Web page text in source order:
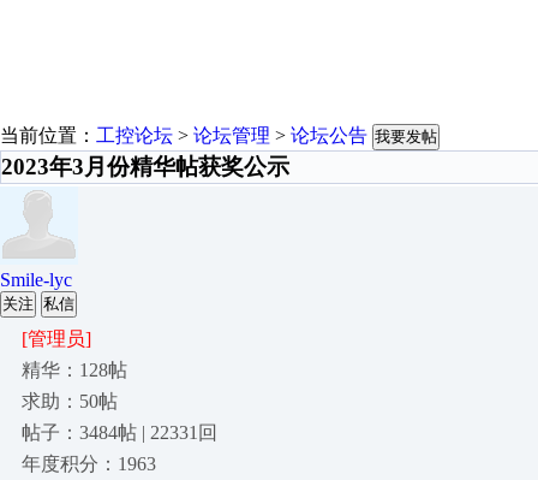
当前位置： 工控论坛 > 论坛管理 > 论坛公告 我要发帖
2023年3月份精华帖获奖公示
Smile-lyc
关注 私信
[管理员]
精华：128帖
求助：50帖
帖子：3484帖 | 22331回
年度积分：1963